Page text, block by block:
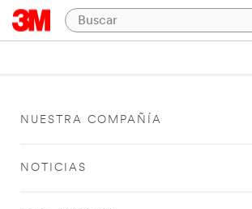
NUESTRA COMPAÑÍA
NOTICIAS